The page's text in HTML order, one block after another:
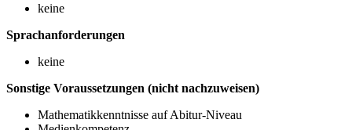
keine
Sprachanforderungen
keine
Sonstige Voraussetzungen (nicht nachzuweisen)
Mathematikkenntnisse auf Abitur-Niveau